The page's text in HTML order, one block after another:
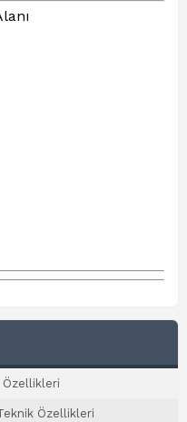
Özellikleri
Özellikleri